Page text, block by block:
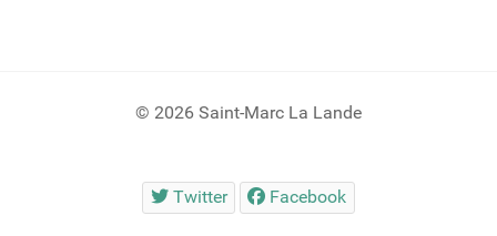
© 2026 Saint-Marc La Lande
Twitter Facebook